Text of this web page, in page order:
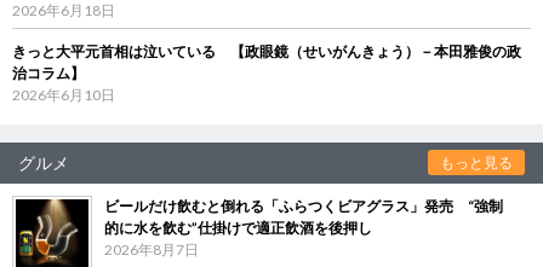
2026年6月18日
きっと大平元首相は泣いている 【政眼鏡（せいがんきょう）－本田雅俊の政
治コラム】
2026年6月10日
グルメ もっと見る
ビールだけ飲むと倒れる「ふらつくビアグラス」発売 “強制
的に水を飲む”仕掛けで適正飲酒を後押し
2026年8月7日